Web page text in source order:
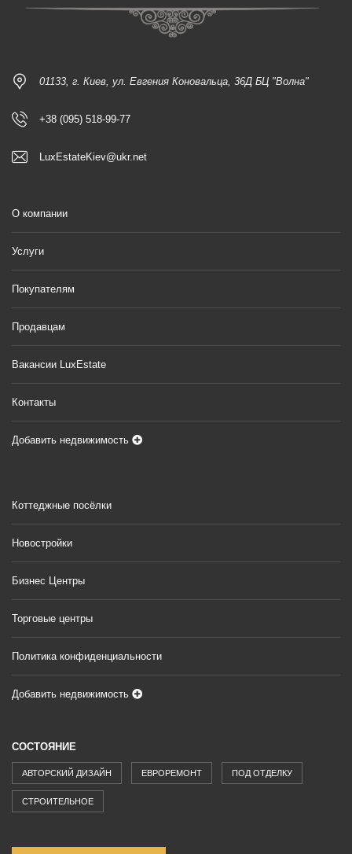
01133, г. Киев, ул. Евгения Коновальца, 36Д БЦ "Волна"
+38 (095) 518-99-77
LuxEstateKiev@ukr.net
О компании
Услуги
Покупателям
Продавцам
Вакансии LuxEstate
Контакты
Добавить недвижимость
Коттеджные посёлки
Новостройки
Бизнес Центры
Торговые центры
Политика конфиденциальности
Добавить недвижимость
СОСТОЯНИЕ
АВТОРСКИЙ ДИЗАЙН ЕВРОРЕМОНТ ПОД ОТДЕЛКУ
СТРОИТЕЛЬНОЕ